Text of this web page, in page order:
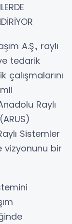
A.Ş., raylı
tedarik
Raylı
Sistemler
vizyonunu bir